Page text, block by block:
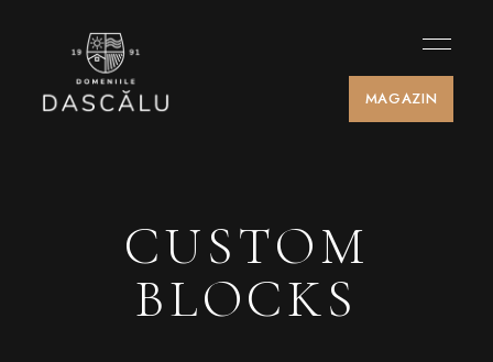
MAGAZIN
CUSTOM
BLOCKS